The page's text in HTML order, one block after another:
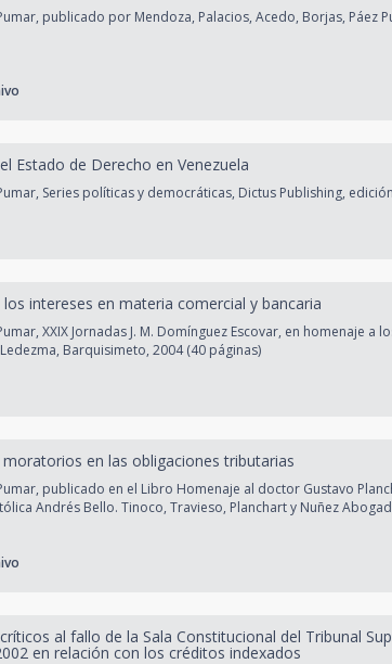
publicado por Mendoza, Palacios, Acedo, Borjas, Páez
Estado de Derecho en Venezuela
Series políticas y democráticas, Dictus Publishing,
intereses en materia comercial y bancaria
XXIX Jornadas J. M. Domínguez Escovar, en homenaje a
Barquisimeto, 2004 (40 páginas)
en las obligaciones tributarias
publicado en el Libro Homenaje al doctor Gustavo
Andrés Bello. Tinoco, Travieso, Planchart y Nuñez
al fallo de la Sala Constitucional del Tribunal
en relación con los créditos indexados